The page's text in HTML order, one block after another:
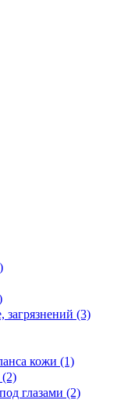
загрязнений (3)
кожи (1)
(2)
глазами (2)